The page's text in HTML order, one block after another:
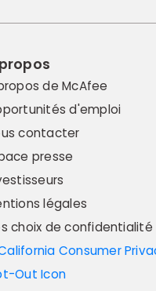
de McAfee
d'emploi
contacter
presse
légales
choix de confidentialité